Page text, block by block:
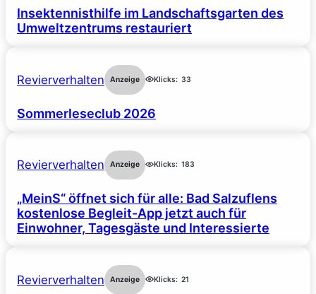
Insektennisthilfe im Landschaftsgarten des
Umweltzentrums restauriert
Revierverhalten Anzeige Klicks: 33
Sommerleseclub 2026
Revierverhalten Anzeige Klicks: 183
„MeinS“ öffnet sich für alle: Bad Salzuflens
kostenlose Begleit-App jetzt auch für
Einwohner, Tagesgäste und Interessierte
Revierverhalten Anzeige Klicks: 21